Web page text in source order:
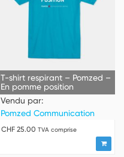
T-shirt respirant – Pomzed –
En pomme position
Vendu par:
Pomzed Communication
CHF25.00 TVA comprise